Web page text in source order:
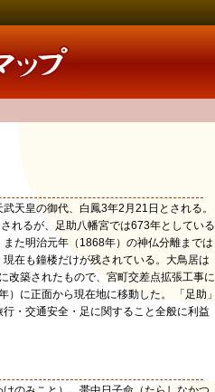
天皇の御代、白鳳3年2月21日とされる。
れるが、足助八幡宮では673年としている
また明治元年（1868年）の神仏分離までは
在も鐘楼だけが残されている。大鳥居は
改築されたもので、宮町交差点拡張工事に
）に正面から現在地に移動した。 「足助」
・交通安全・足に関すること全般に利益